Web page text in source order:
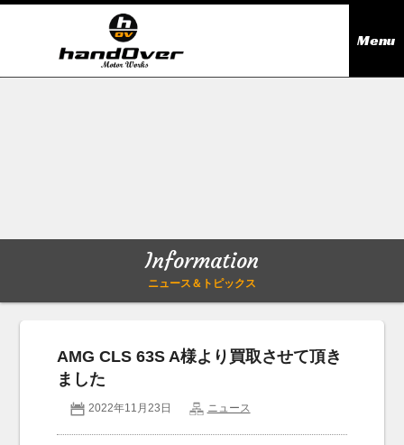
Menu
Company outline
会社概要
アクセス
お問い合わせ
Information
ニュース＆トピックス
AMG CLS 63S A様より買取させて頂き
ました
2022年11月23日 ニュース